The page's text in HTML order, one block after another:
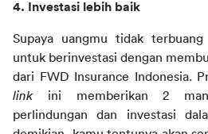
4. Investasi lebih baik
Supaya uangmu tidak
untuk berinvestasi dengan
dari FWD Insurance Indonesia.
link ini memberikan 2
perlindungan dan investasi